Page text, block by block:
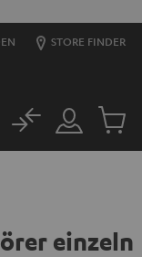
STORE FINDER
Mein
Konto
No
Artikel
einzeln